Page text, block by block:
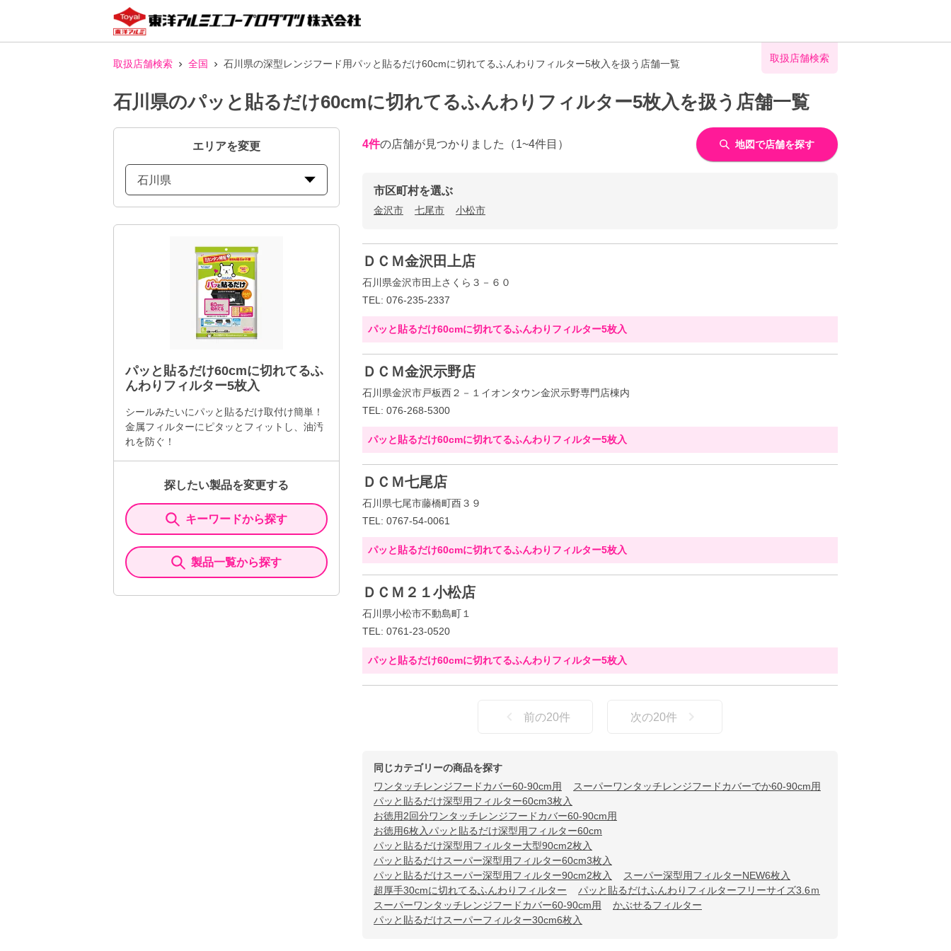
取扱店舗検索 全国 石川県の深型レンジフード用パッと貼るだけ60cmに切れてるふんわりフィルター5枚入を扱う店舗一覧 取扱店舗検索
石川県のパッと貼るだけ60cmに切れてるふんわりフィルター5枚入を扱う店舗一覧
エリアを変更
石川県
パッと貼るだけ60cmに切れてるふ
んわりフィルター5枚入
シールみたいにパッと貼るだけ取付け簡単！
金属フィルターにピタッとフィットし、油汚
れを防ぐ！
探したい製品を変更する
キーワードから探す
製品一覧から探す
4件の店舗が見つかりました （1~4件目） 地図で店舗を探す
市区町村を選ぶ
金沢市 七尾市 小松市
ＤＣＭ金沢田上店
石川県金沢市田上さくら３－６０
TEL: 076-235-2337
パッと貼るだけ60cmに切れてるふんわりフィルター5枚入
ＤＣＭ金沢示野店
石川県金沢市戸板西２－１イオンタウン金沢示野専門店棟内
TEL: 076-268-5300
パッと貼るだけ60cmに切れてるふんわりフィルター5枚入
ＤＣＭ七尾店
石川県七尾市藤橋町酉３９
TEL: 0767-54-0061
パッと貼るだけ60cmに切れてるふんわりフィルター5枚入
ＤＣＭ２１小松店
石川県小松市不動島町１
TEL: 0761-23-0520
パッと貼るだけ60cmに切れてるふんわりフィルター5枚入
前の20件 次の20件
同じカテゴリーの商品を探す
ワンタッチレンジフードカバー60-90cm用
スーパーワンタッチレンジフードカバーでか60-90cm用
パッと貼るだけ深型用フィルター60cm3枚入
お徳用2回分ワンタッチレンジフードカバー60-90cm用
お徳用6枚入パッと貼るだけ深型用フィルター60cm
パッと貼るだけ深型用フィルター大型90cm2枚入
パッと貼るだけスーパー深型用フィルター60cm3枚入
パッと貼るだけスーパー深型用フィルター90cm2枚入
スーパー深型用フィルターNEW6枚入
超厚手30cmに切れてるふんわりフィルター
パッと貼るだけふんわりフィルターフリーサイズ3.6ｍ
スーパーワンタッチレンジフードカバー60-90cm用
かぶせるフィルター
パッと貼るだけスーパーフィルター30cm6枚入